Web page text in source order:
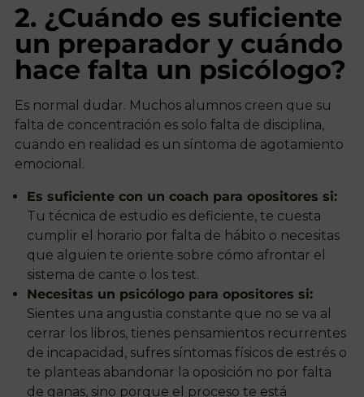
2. ¿Cuándo es suficiente
un preparador y cuándo
hace falta un psicólogo?
Es normal dudar. Muchos alumnos creen que su
falta de concentración es solo falta de disciplina,
cuando en realidad es un síntoma de agotamiento
emocional.
Es suficiente con un coach para opositores si:
Tu técnica de estudio es deficiente, te cuesta
cumplir el horario por falta de hábito o necesitas
que alguien te oriente sobre cómo afrontar el
sistema de cante o los test.
Necesitas un psicólogo para opositores si:
Sientes una angustia constante que no se va al
cerrar los libros, tienes pensamientos recurrentes
de incapacidad, sufres síntomas físicos de estrés o
te planteas abandonar la oposición no por falta
de ganas, sino porque el proceso te está